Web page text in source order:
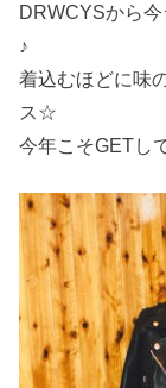
DRWCYSから
♪
着込むほどに味
ス☆
今年こそGETし